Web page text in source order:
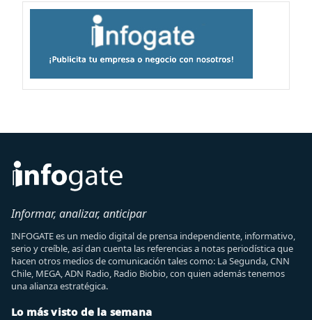
Informar, analizar, anticipar
INFOGATE es un medio digital de prensa independiente, informativo,
serio y creíble, así dan cuenta las referencias a notas periodística que
hacen otros medios de comunicación tales como: La Segunda, CNN
Chile, MEGA, ADN Radio, Radio Biobio, con quien además tenemos
una alianza estratégica.
Lo más visto de la semana